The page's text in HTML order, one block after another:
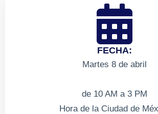
FECHA:
Martes 8 de abril
de 10 AM a 3 PM
Hora de la Ciudad de